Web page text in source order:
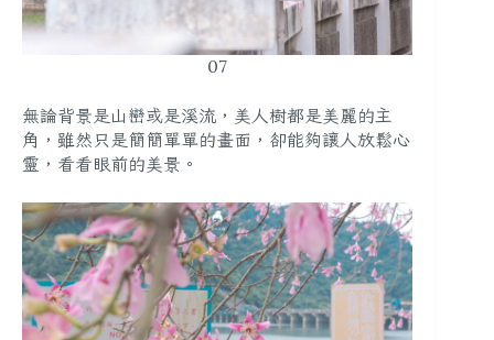
07
無論背景是山巒或是溪流，美人樹都是美麗的主
角，雖然只是簡簡單單的畫面，卻能夠讓人放鬆心
靈，看看眼前的美景。